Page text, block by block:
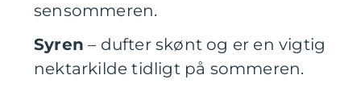
sensommeren.
Syren – dufter skønt og er en vigtig
nektarkilde tidligt på sommeren.